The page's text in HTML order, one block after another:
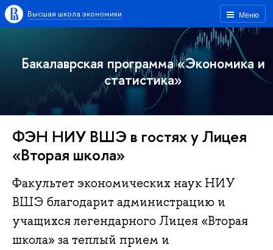
Меню
Высшая школа экономики
Бакалаврская программа «Экономика и
статистика»
ФЭН НИУ ВШЭ в гостях у Лицея
«Вторая школа»
Факультет экономических наук НИУ
ВШЭ благодарит администрацию и
учащихся легендарного Лицея «Вторая
школа» за теплый прием и